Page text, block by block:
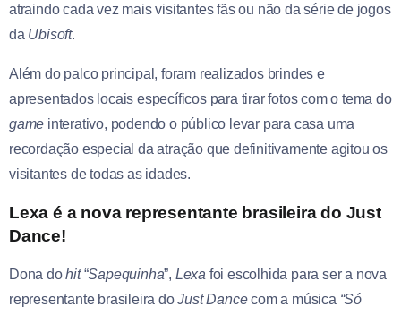
atraindo cada vez mais visitantes fãs ou não da série de jogos
da Ubisoft.
Além do palco principal, foram realizados brindes e
apresentados locais específicos para tirar fotos com o tema do
game interativo, podendo o público levar para casa uma
recordação especial da atração que definitivamente agitou os
visitantes de todas as idades.
Lexa é a nova representante brasileira do Just
Dance!
Dona dohit“Sapequinha”, Lexa foi escolhida para ser a nova
representante brasileira doJust Dancecom a música “Só